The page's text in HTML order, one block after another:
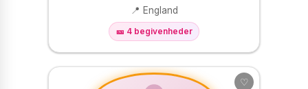
📍 England
🎫 4 begivenheder
♡